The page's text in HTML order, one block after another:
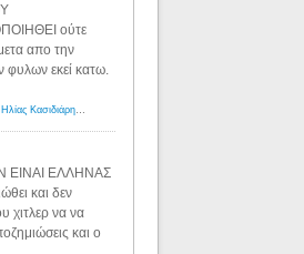
ούτε
απο την
φυλων εκεί κατω.
Αμερικανοί ρατσιστές αναρωτιούνται αν ο Ηλίας Κασιδιάρης ανήκει στη λευκή φυλή... - Λόγιος Ερμής
ΕΙΝΑΙ ΕΛΛΗΝΑΣ
και δεν
χιτλερ να να
και ο